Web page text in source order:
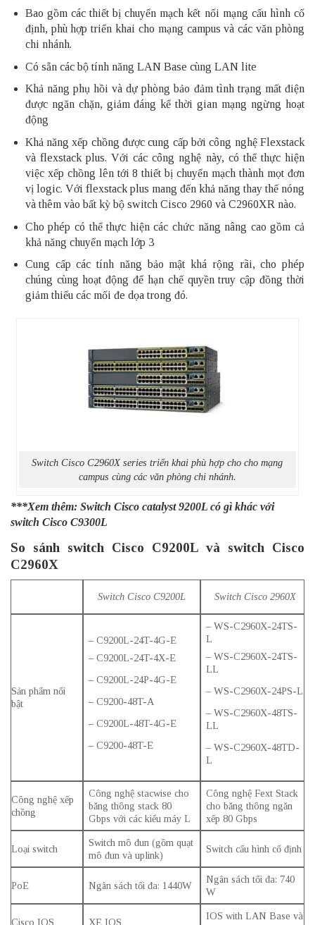
Bao gồm các thiết bị chuyển mạch kết nối mạng cấu hình cố
định, phù hợp triển khai cho mạng campus và các văn phòng
chi nhánh.
Có sẵn các bộ tính năng LAN Base cùng LAN lite
Khả năng phụ hồi và dự phòng bảo đảm tình trạng mất điện
được ngăn chặn, giảm đáng kể thời gian mạng ngừng hoạt
động
Khả năng xếp chồng được cung cấp bởi công nghệ Flexstack
và flexstack plus. Với các công nghệ này, có thể thực hiện
việc xếp chồng lên tới 8 thiết bị chuyển mạch thành mọt đơn
vị logic. Với flexstack plus mang đến khả năng thay thế nóng
và thêm vào bất kỳ bộ switch Cisco 2960 và C2960XR nào.
Cho phép có thể thực hiện các chức năng nâng cao gồm cả
khả năng chuyển mạch lớp 3
Cung cấp các tính năng bảo mật khá rộng rãi, cho phép
chúng cùng hoạt động để hạn chế quyền truy cập đồng thời
giảm thiểu các mối đe dọa trong đó.
Switch Cisco C2960X series triển khai phù hợp cho cho mạng
campus cùng các văn phòng chi nhánh.
***Xem thêm: Switch Cisco catalyst 9200L có gì khác với
switch Cisco C9300L
So sánh switch Cisco C9200L và switch Cisco
C2960X
Switch Cisco C9200L Switch Cisco 2960X
Sản phẩm nổi
bật
– C9200L-24T-4G-E
– C9200L-24T-4X-E
– C9200L-24P-4G-E
– C9200-48T-A
– C9200L-48T-4G-E
– C9200-48T-E
– WS-C2960X-24TS-
L
– WS-C2960X-24TS-
LL
– WS-C2960X-24PS-L
– WS-C2960X-48TS-
LL
– WS-C2960X-48TD-
L
Công nghệ xếp
chồng
Công nghệ stacwise cho
băng thông stack 80
Gbps với các kiểu máy L
Công nghệ Fext Stack
cho băng thông ngăn
xếp 80 Gbps
Loại switch
Switch mô đun (gồm quạt
mô đun và uplink)
Switch cấu hình cố định
PoE Ngân sách tối đa: 1440W
Ngân sách tối đa: 740
W
Cisco IOS XE IOS
IOS with LAN Base và